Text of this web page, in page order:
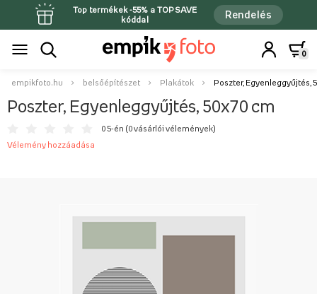
Top termékek -55% a TOPSAVE
kóddal
Rendelés
0
empikfoto.hu belsőépítészet Plakátok Poszter, Egyenleggyűjtés,
Poszter, Egyenleggyűjtés, 50x70 cm
0 5-én (0 vásárlói vélemények)
Vélemény hozzáadása